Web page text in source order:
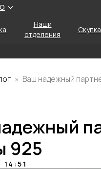
Наши
отделения
Ваш надежный
925
14:51